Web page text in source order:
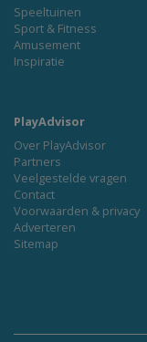
Speeltuinen
Sport & Fitness
Amusement
Inspiratie
PlayAdvisor
Over PlayAdvisor
Partners
Veelgestelde vragen
Contact
Voorwaarden & privacy
Adverteren
Sitemap